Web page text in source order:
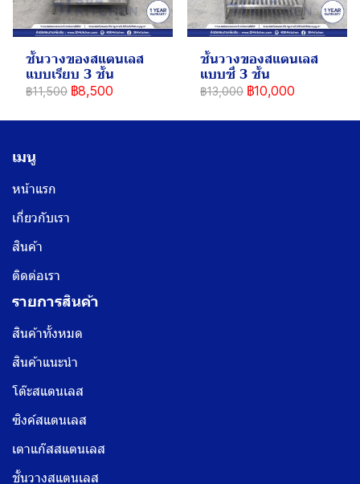
ชั้นวางของสแตนเลส
แบบเรียบ 3 ชั้น
฿11,500 ฿8,500
ชั้นวางของสแตนเลส
แบบซี่ 3 ชั้น
฿13,000 ฿10,000
เมนู
หน้าแรก
เกี่ยวกับเรา
สินค้า
ติดต่อเรา
รายการสินค้า
สินค้าทั้งหมด
สินค้าแนะนำ
โต๊ะสแตนเลส
ซิงค์สแตนเลส
เตาแก๊สสแตนเลส
ชั้นวางสแตนเลส